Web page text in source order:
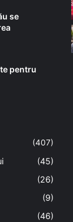
se
pentru
(407)
(45)
(26)
(9)
(46)